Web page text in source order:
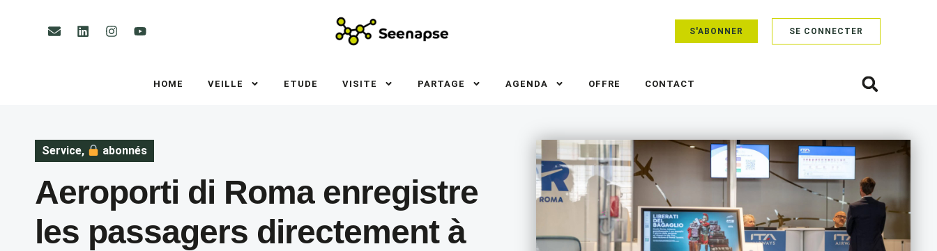
S'ABONNER SE CONNECTER
HOME VEILLE ETUDE VISITE PARTAGE AGENDA OFFRE CONTACT
Service, abonnés
Aeroporti di Roma enregistre
les passagers directement à